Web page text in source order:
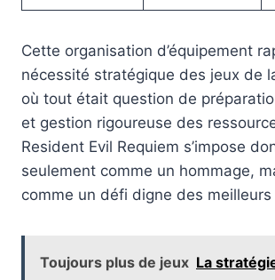
Cette organisation d’équipement
nécessité stratégique des jeux de
où tout était question de
et gestion rigoureuse des
Resident Evil Requiem s’impose
seulement comme un hommage,
comme un défi digne des
Toujours plus de jeux La